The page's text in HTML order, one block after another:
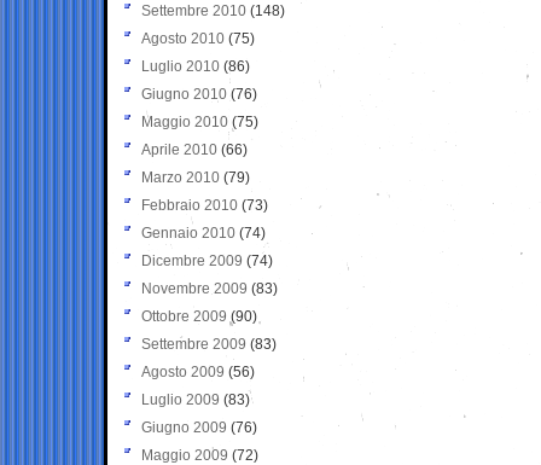
Settembre 2010 (148)
Agosto 2010 (75)
Luglio 2010 (86)
Giugno 2010 (76)
Maggio 2010 (75)
Aprile 2010 (66)
Marzo 2010 (79)
Febbraio 2010 (73)
Gennaio 2010 (74)
Dicembre 2009 (74)
Novembre 2009 (83)
Ottobre 2009 (90)
Settembre 2009 (83)
Agosto 2009 (56)
Luglio 2009 (83)
Giugno 2009 (76)
Maggio 2009 (72)